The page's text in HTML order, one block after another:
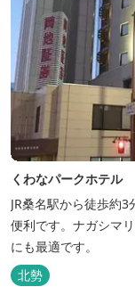
くわなパークホテル
JR桑名駅から徒歩約
便利です。ナガシマ
にも最適です。
北勢